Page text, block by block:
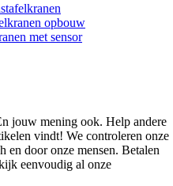
opbouw
met sensor
jouw mening ook. Help andere
vindt! We controleren onze
en door onze mensen. Betalen
eenvoudig al onze